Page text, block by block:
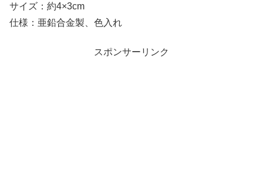
サイズ：約4×3cm
仕様：亜鉛合金製、色入れ
スポンサーリンク